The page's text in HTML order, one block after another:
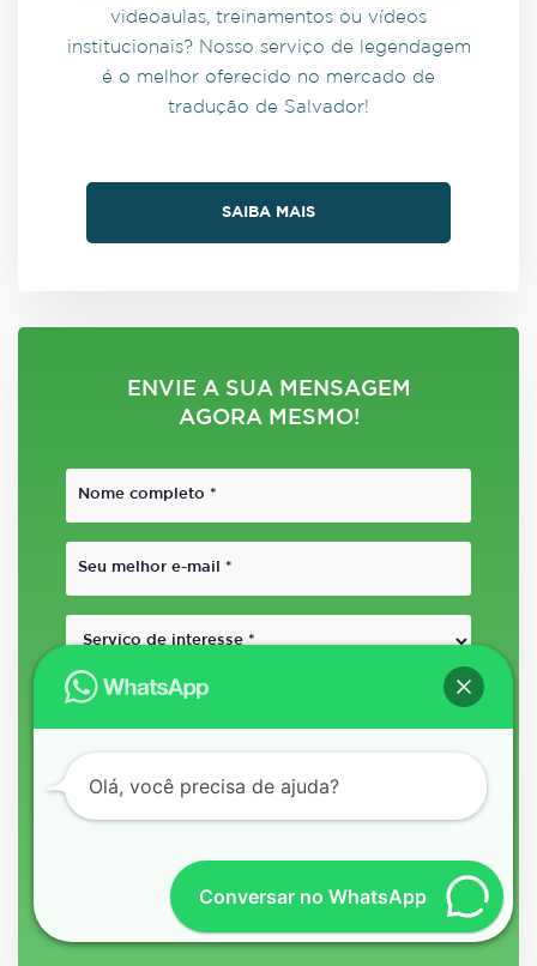
videoaulas, treinamentos ou vídeos
institucionais? Nosso serviço de legendagem
é o melhor oferecido no mercado de
tradução de Salvador!
SAIBA MAIS
ENVIE A SUA MENSAGEM
AGORA MESMO!
Conversar no WhatsApp
Olá, você precisa de ajuda?